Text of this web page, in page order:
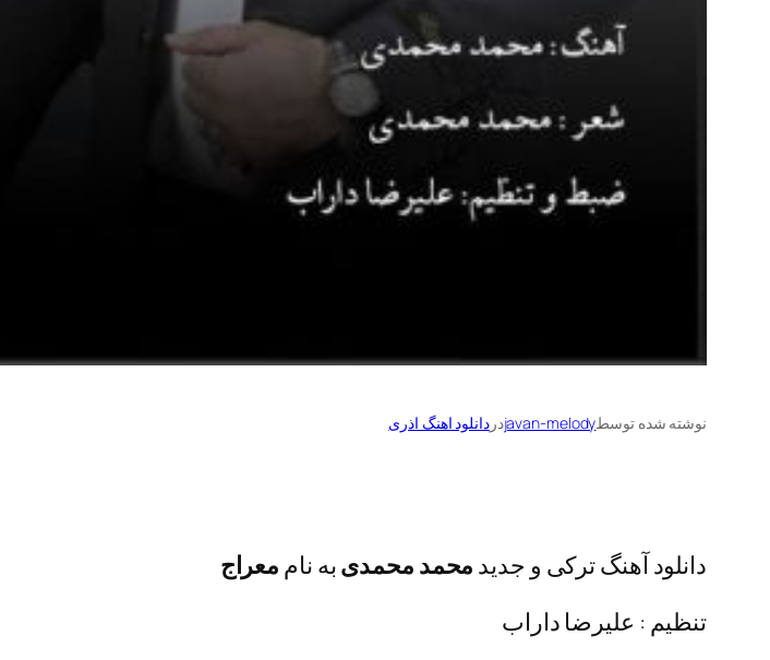
نوشته شده توسطjavan-melodyدردانلود اهنگ اذری
دانلود آهنگ ترکی و جدید محمد محمدیبه نام معراج
تنظیم : علیرضا داراب